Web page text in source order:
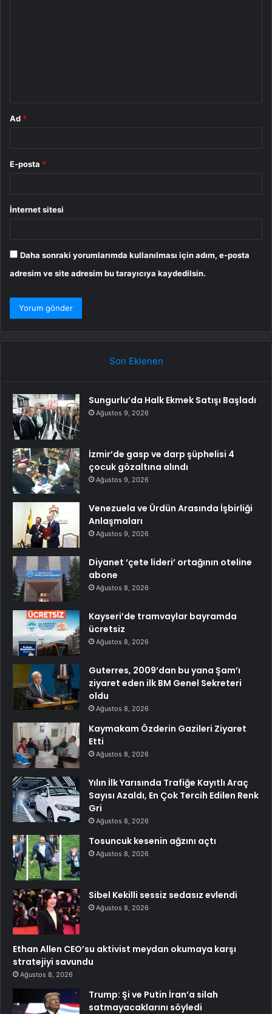
Ad *
E-posta *
İnternet sitesi
Daha sonraki yorumlarımda kullanılması için adım, e-posta
adresim ve site adresim bu tarayıcıya kaydedilsin.
Son Eklenen
Sungurlu’da Halk Ekmek Satışı Başladı
Ağustos 9, 2026
İzmir’de gasp ve darp şüphelisi 4
çocuk gözaltına alındı
Ağustos 9, 2026
Venezuela ve Ürdün Arasında İşbirliği
Anlaşmaları
Ağustos 9, 2026
Diyanet ‘çete lideri’ ortağının oteline
abone
Ağustos 8, 2026
Kayseri’de tramvaylar bayramda
ücretsiz
Ağustos 8, 2026
Guterres, 2009’dan bu yana Şam’ı
ziyaret eden ilk BM Genel Sekreteri
oldu
Ağustos 8, 2026
Kaymakam Özderin Gazileri Ziyaret
Etti
Ağustos 8, 2026
Yılın İlk Yarısında Trafiğe Kayıtlı Araç
Sayısı Azaldı, En Çok Tercih Edilen Renk
Gri
Ağustos 8, 2026
Tosuncuk kesenin ağzını açtı
Ağustos 8, 2026
Sibel Kekilli sessiz sedasız evlendi
Ağustos 8, 2026
Ethan Allen CEO’su aktivist meydan okumaya karşı
stratejiyi savundu
Ağustos 8, 2026
Trump: Şi ve Putin İran’a silah
satmayacaklarını söyledi